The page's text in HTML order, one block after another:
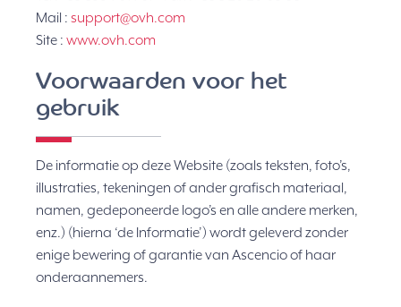
Mail : support@ovh.com
Site : www.ovh.com
Voorwaarden voor het
gebruik
De informatie op deze Website (zoals teksten, foto’s,
illustraties, tekeningen of ander grafisch materiaal,
namen, gedeponeerde logo’s en alle andere merken,
enz.) (hierna ‘de Informatie’) wordt geleverd zonder
enige bewering of garantie van Ascencio of haar
onderaannemers.